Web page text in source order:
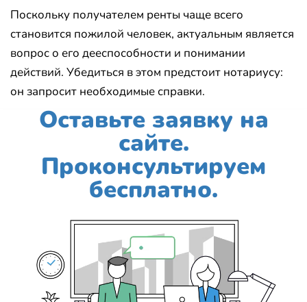
Поскольку получателем ренты чаще всего
становится пожилой человек, актуальным является
вопрос о его дееспособности и понимании
действий. Убедиться в этом предстоит нотариусу:
он запросит необходимые справки.
Оставьте заявку на
сайте.
Проконсультируем
бесплатно.